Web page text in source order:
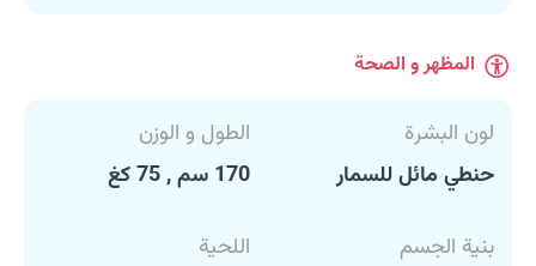
المظهر و الصحة
لون البشرة
حنطي مائل للسمار
الطول و الوزن
170 سم , 75 كغ
بنية الجسم
اللحية